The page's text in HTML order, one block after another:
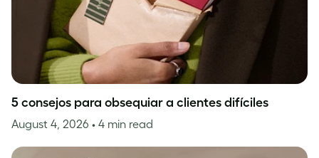
5 consejos para obsequiar a clientes difíciles
August 4, 2026 • 4 min read